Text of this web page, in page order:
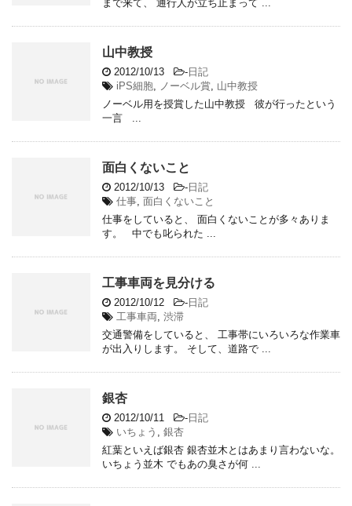
まで来て、 通行人が立ち止まって ...
山中教授
2012/10/13 - 日記
iPS細胞, ノーベル賞, 山中教授
ノーベル用を授賞した山中教授 彼が行ったという
一言 ...
面白くないこと
2012/10/13 - 日記
仕事, 面白くないこと
仕事をしていると、 面白くないことが多々ありま
す。 中でも叱られた ...
工事車両を見分ける
2012/10/12 - 日記
工事車両, 渋滞
交通警備をしていると、 工事帯にいろいろな作業車
が出入りします。 そして、道路で ...
銀杏
2012/10/11 - 日記
いちょう , 銀杏
紅葉といえば銀杏 銀杏並木とはあまり言わないな。
いちょう並木 でもあの臭さが何 ...